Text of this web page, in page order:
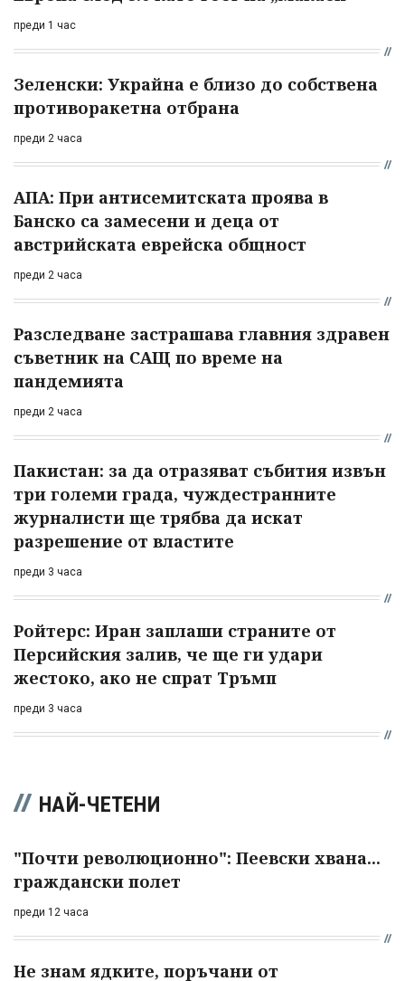
преди 1 час
Зеленски: Украйна е близо до собствена
противоракетна отбрана
преди 2 часа
АПА: При антисемитската проява в
Банско са замесени и деца от
австрийската еврейска общност
преди 2 часа
Разследване застрашава главния здравен
съветник на САЩ по време на
пандемията
преди 2 часа
Пакистан: за да отразяват събития извън
три големи града, чуждестранните
журналисти ще трябва да искат
разрешение от властите
преди 3 часа
Ройтерс: Иран заплаши страните от
Персийския залив, че ще ги удари
жестоко, ако не спрат Тръмп
преди 3 часа
НАЙ-ЧЕТЕНИ
"Почти революционно": Пеевски хвана...
граждански полет
преди 12 часа
Не знам ядките, поръчани от